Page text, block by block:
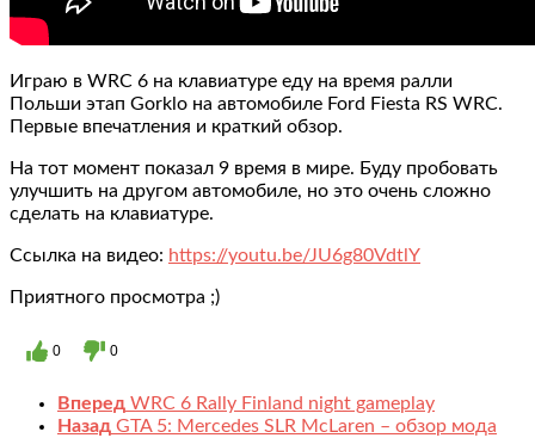
Играю в WRC 6 на клавиатуре еду на время ралли
Польши этап Gorklo на автомобиле Ford Fiesta RS WRC.
Первые впечатления и краткий обзор.
На тот момент показал 9 время в мире. Буду пробовать
улучшить на другом автомобиле, но это очень сложно
сделать на клавиатуре.
Ссылка на видео: https://youtu.be/JU6g80VdtlY
Приятного просмотра ;)
0 0
Вперед WRC 6 Rally Finland night gameplay
Назад GTA 5: Mercedes SLR McLaren – обзор мода